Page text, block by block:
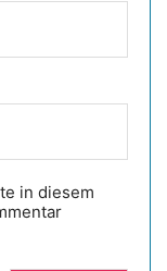
in diesem